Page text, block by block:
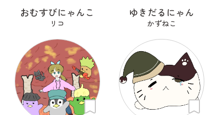
おむすびにゃんこ
リコ
ゆきだるにゃん
かずねこ